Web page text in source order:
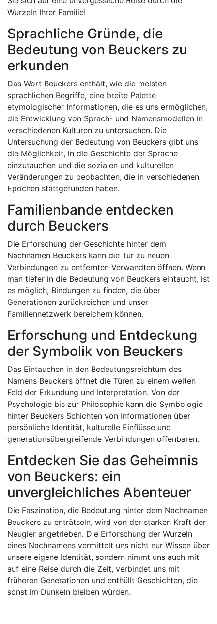
Wurzeln Ihrer Familie!
Sprachliche Gründe, die
Bedeutung von Beuckers zu
erkunden
Das Wort Beuckers enthält, wie die meisten
sprachlichen Begriffe, eine breite Palette
etymologischer Informationen, die es uns ermöglichen,
die Entwicklung von Sprach- und Namensmodellen in
verschiedenen Kulturen zu untersuchen. Die
Untersuchung der Bedeutung von Beuckers gibt uns
die Möglichkeit, in die Geschichte der Sprache
einzutauchen und die sozialen und kulturellen
Veränderungen zu beobachten, die in verschiedenen
Epochen stattgefunden haben.
Familienbande entdecken
durch Beuckers
Die Erforschung der Geschichte hinter dem
Nachnamen Beuckers kann die Tür zu neuen
Verbindungen zu entfernten Verwandten öffnen. Wenn
man tiefer in die Bedeutung von Beuckers eintaucht, ist
es möglich, Bindungen zu finden, die über
Generationen zurückreichen und unser
Familiennetzwerk bereichern können.
Erforschung und Entdeckung
der Symbolik von Beuckers
Das Eintauchen in den Bedeutungsreichtum des
Namens Beuckers öffnet die Türen zu einem weiten
Feld der Erkundung und Interpretation. Von der
Psychologie bis zur Philosophie kann die Symbologie
hinter Beuckers Schichten von Informationen über
persönliche Identität, kulturelle Einflüsse und
generationsübergreifende Verbindungen offenbaren.
Entdecken Sie das Geheimnis
von Beuckers: ein
unvergleichliches Abenteuer
Die Faszination, die Bedeutung hinter dem Nachnamen
Beuckers zu enträtseln, wird von der starken Kraft der
Neugier angetrieben. Die Erforschung der Wurzeln
eines Nachnamens vermittelt uns nicht nur Wissen über
unsere eigene Identität, sondern nimmt uns auch mit
auf eine Reise durch die Zeit, verbindet uns mit
früheren Generationen und enthüllt Geschichten, die
sonst im Dunkeln bleiben würden.